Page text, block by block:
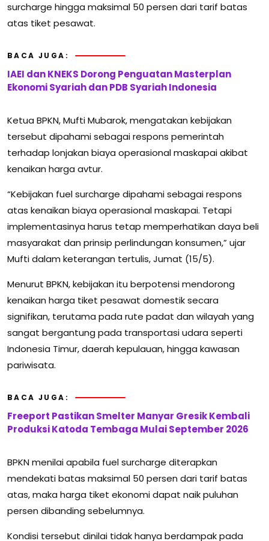
surcharge hingga maksimal 50 persen dari tarif batas
atas tiket pesawat.
BACA JUGA:
IAEI dan KNEKS Dorong Penguatan Masterplan
Ekonomi Syariah dan PDB Syariah Indonesia
Ketua BPKN,Mufti Mubarok, mengatakan kebijakan
tersebut dipahami sebagai respons pemerintah
terhadap lonjakan biaya operasional maskapai akibat
kenaikan harga avtur.
“Kebijakan fuel surcharge dipahami sebagai respons
atas kenaikan biaya operasional maskapai. Tetapi
implementasinya harus tetap memperhatikan daya beli
masyarakat dan prinsip perlindungan konsumen,” ujar
Mufti dalam keterangan tertulis, Jumat (15/5).
Menurut BPKN, kebijakan itu berpotensi mendorong
kenaikan harga tiket pesawat domestik secara
signifikan, terutama pada rute padat dan wilayah yang
sangat bergantung pada transportasi udara seperti
Indonesia Timur, daerah kepulauan, hingga kawasan
pariwisata.
BACA JUGA:
Freeport Pastikan Smelter Manyar Gresik Kembali
Produksi Katoda Tembaga Mulai September 2026
BPKN menilai apabila fuel surcharge diterapkan
mendekati batas maksimal 50 persen dari tarif batas
atas, maka harga tiket ekonomi dapat naik puluhan
persen dibanding sebelumnya.
Kondisi tersebut dinilai tidak hanya berdampak pada